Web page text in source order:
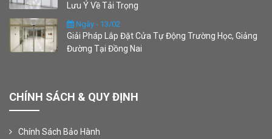
Lưu Ý Về Tải Trọng
Ngày - 13/02
Giải Pháp Lắp Đặt Cửa Tự Động Trường Học, Giảng
Đường Tại Đồng Nai
CHÍNH SÁCH & QUY ĐỊNH
Chính Sách Bảo Hành